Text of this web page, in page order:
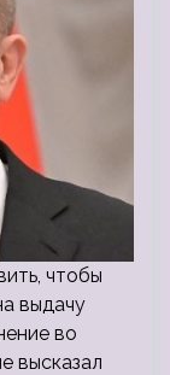
чтобы
выдачу
во
высказал